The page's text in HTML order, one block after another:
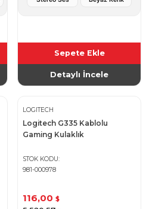
Sepete Ekle
Detaylı İncele
LOGITECH
Logitech G335 Kablolu
Gaming Kulaklık
STOK KODU
981-000978
116,00 $